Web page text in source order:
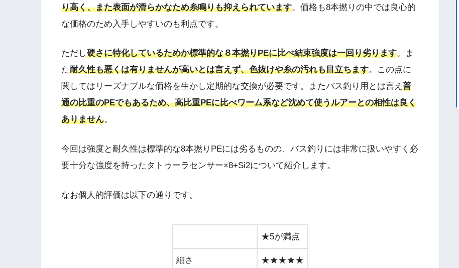
り高く、また表面が滑らかなため糸鳴りも抑えられています。価格も8本撚りの中では良心的
な価格のため入手しやすいのも利点です。
ただし硬さに特化しているためか標準的な８本撚りPEに比べ結束強度は一回り劣ります。ま
た耐久性も悪くは有りませんが高いとは言えず、色抜けや糸の汚れも目立ちます。この点に
関してはリーズナブルな価格を生かし定期的な交換が必要です。またバス釣り用とは言え 普
通の比重のPEでもあるため、高比重PEに比べワーム系など沈めて使うルアーとの相性は良く
ありません。
今回は強度と耐久性は標準的な8本撚りPEには劣るものの、バス釣りには非常に扱いやすく必
要十分な強度を持ったタトゥーラセンサー×8+Si2について紹介します。
なお個人的評価は以下の通りです。
★5が満点
細さ ★★★★★